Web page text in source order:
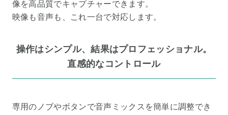
像を高品質でキャプチャーできます。
映像も音声も、これ一台で対応します。
操作はシンプル、結果はプロフェッショナル。
直感的なコントロール
専用のノブやボタンで音声ミックスを簡単に調整でき